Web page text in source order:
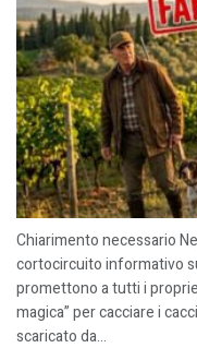
Chiarimento necessario
cortocircuito informativo
promettono a tutti i
magica” per cacciare i
scaricato da...